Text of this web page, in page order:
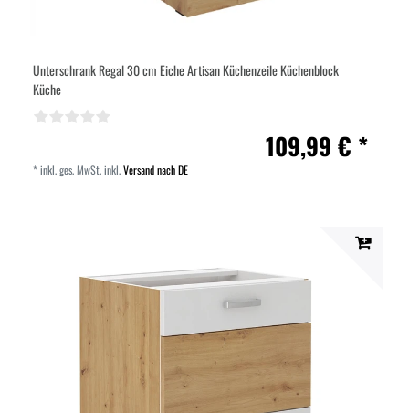
Unterschrank Regal 30 cm Eiche Artisan Küchenzeile Küchenblock
Küche
109,99 € *
*inkl. ges. MwSt.inkl.Versand nach DE